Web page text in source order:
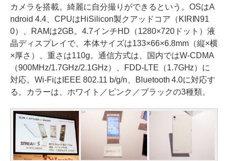
カメラを搭載。綺麗に自分撮りができるという。OSはA
ndroid 4.4、CPUはHiSilicon製クアッドコア（KIRIN91
0）、RAMは2GB。4.7インチHD（1280×720ドット）液
晶ディスプレイで、本体サイズは133×66×6.8mm（縦×横
×厚さ）、重さは110g。通信方式は、国内ではW-CDMA
（900MHz/1.7GHz/2.1GHz）、FDD-LTE（1.7GHz）に
対応。Wi-FiはIEEE 802.11 b/g/n、Bluetooth 4.0に対応す
る。カラーは、ホワイト／ピンク／ブラックの3種類。